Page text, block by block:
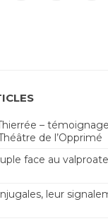
– témoignage
de l’Opprimé
face au
leur